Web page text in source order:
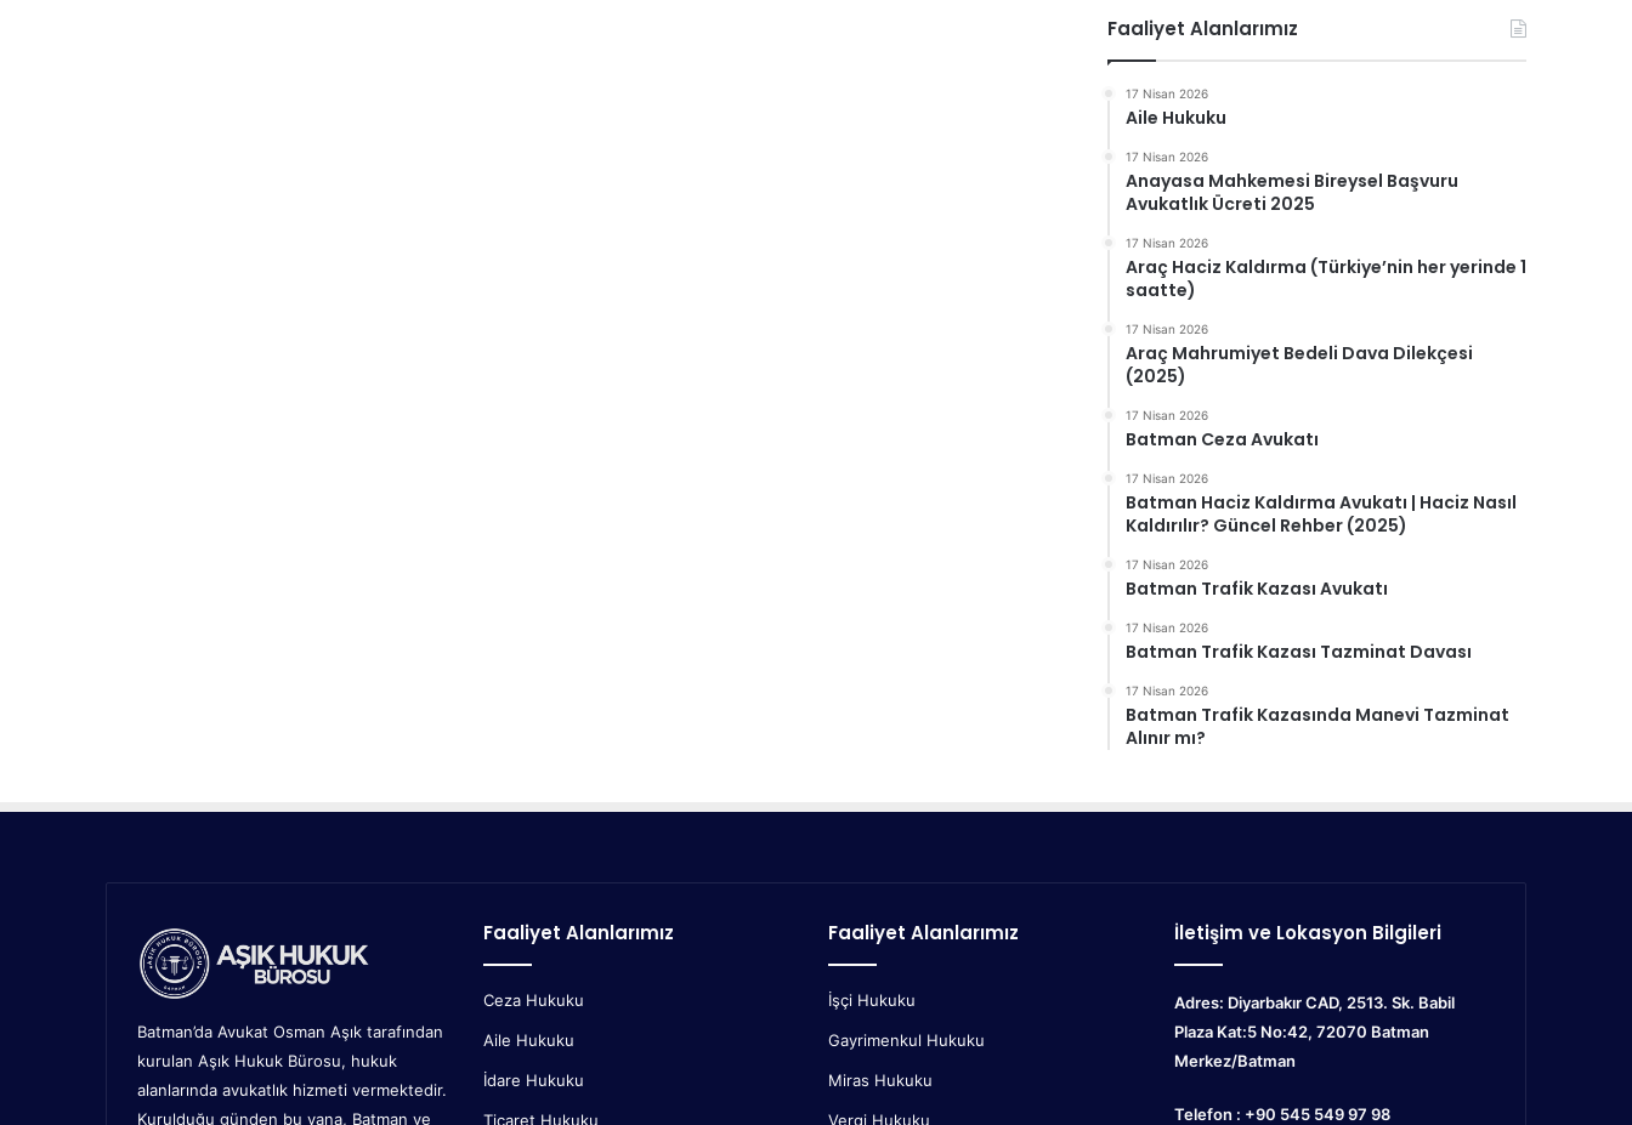
Faaliyet Alanlarımız
17 Nisan 2026
Aile Hukuku
17 Nisan 2026
Anayasa Mahkemesi Bireysel Başvuru
Avukatlık Ücreti 2025
17 Nisan 2026
Araç Haciz Kaldırma (Türkiye’nin her yerinde 1
saatte)
17 Nisan 2026
Araç Mahrumiyet Bedeli Dava Dilekçesi
(2025)
17 Nisan 2026
Batman Ceza Avukatı
17 Nisan 2026
Batman Haciz Kaldırma Avukatı | Haciz Nasıl
Kaldırılır? Güncel Rehber (2025)
17 Nisan 2026
Batman Trafik Kazası Avukatı
17 Nisan 2026
Batman Trafik Kazası Tazminat Davası
17 Nisan 2026
Batman Trafik Kazasında Manevi Tazminat
Alınır mı?
Batman’da Avukat Osman Aşık tarafından
kurulan Aşık Hukuk Bürosu, hukuk
alanlarında avukatlık hizmeti vermektedir.
Kurulduğu günden bu yana, Batman ve
Faaliyet Alanlarımız
Ceza Hukuku
Aile Hukuku
İdare Hukuku
Ticaret Hukuku
Faaliyet Alanlarımız
İşçi Hukuku
Gayrimenkul Hukuku
Miras Hukuku
Vergi Hukuku
İletişim ve Lokasyon Bilgileri
Adres: Diyarbakır CAD, 2513. Sk. Babil
Plaza Kat:5 No:42, 72070 Batman
Merkez/Batman
Telefon : +90 545 549 97 98